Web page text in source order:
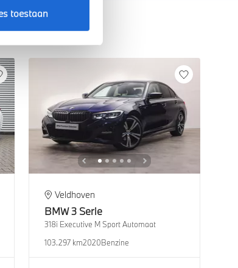
toestaan
Veldhoven
BMW 3 Serie
318i Executive M Sport Automaat
103.297 km2020Benzine